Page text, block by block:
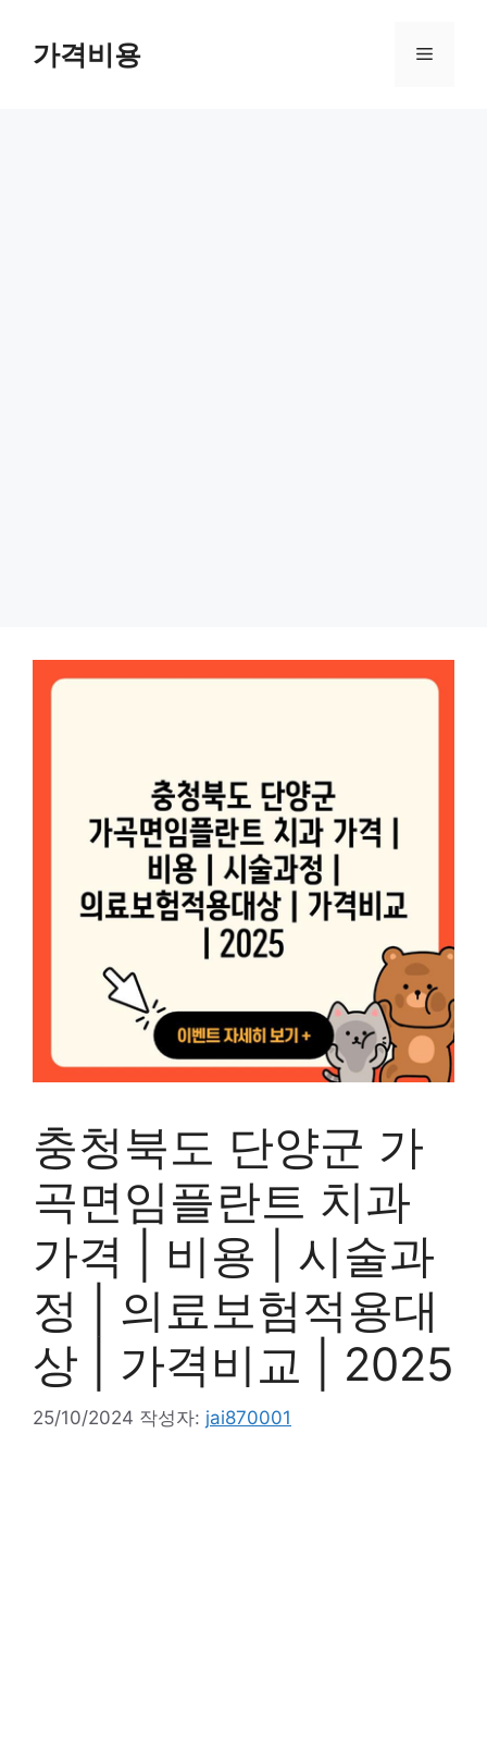
가격비용 메
충청북도 단양군 가
곡면임플란트 치과
가격 | 비용 | 시술과
정 | 의료보험적용대
상 | 가격비교 | 2025
25/10/2024 작성자: jai870001